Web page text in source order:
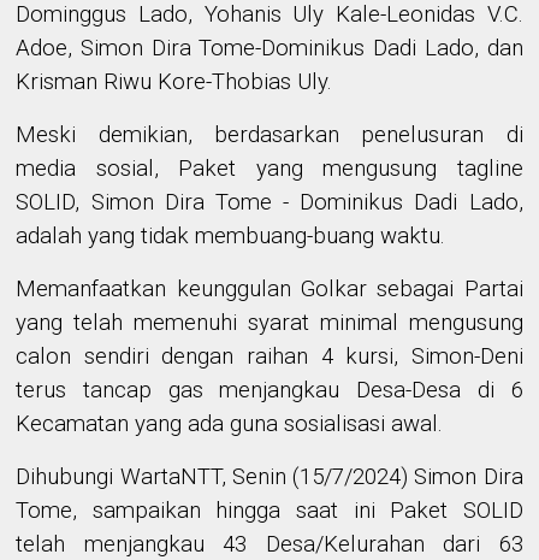
Dominggus Lado, Yohanis Uly Kale-Leonidas V.C.
Adoe, Simon Dira Tome-Dominikus Dadi Lado, dan
Krisman Riwu Kore-Thobias Uly.
Meski demikian, berdasarkan penelusuran di
media sosial, Paket yang mengusung tagline
SOLID, Simon Dira Tome - Dominikus Dadi Lado,
adalah yang tidak membuang-buang waktu.
Memanfaatkan keunggulan Golkar sebagai Partai
yang telah memenuhi syarat minimal mengusung
calon sendiri dengan raihan 4 kursi, Simon-Deni
terus tancap gas menjangkau Desa-Desa di 6
Kecamatan yang ada guna sosialisasi awal.
Dihubungi WartaNTT, Senin (15/7/2024) Simon Dira
Tome, sampaikan hingga saat ini Paket SOLID
telah menjangkau 43 Desa/Kelurahan dari 63